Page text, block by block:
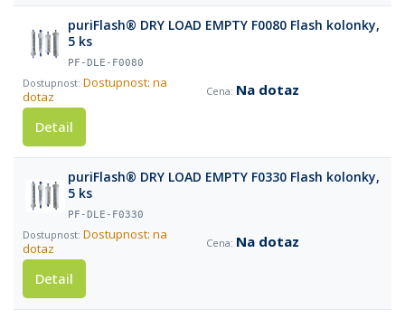
puriFlash® DRY LOAD EMPTY F0080 Flash kolonky,
5 ks
PF-DLE-F0080
Dostupnost: na
dotaz
Na dotaz
Detail
puriFlash® DRY LOAD EMPTY F0330 Flash kolonky,
5 ks
PF-DLE-F0330
Dostupnost: na
dotaz
Na dotaz
Detail